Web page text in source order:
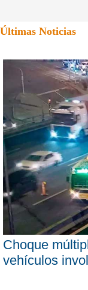
Últimas Noticias
Choque
vehículos